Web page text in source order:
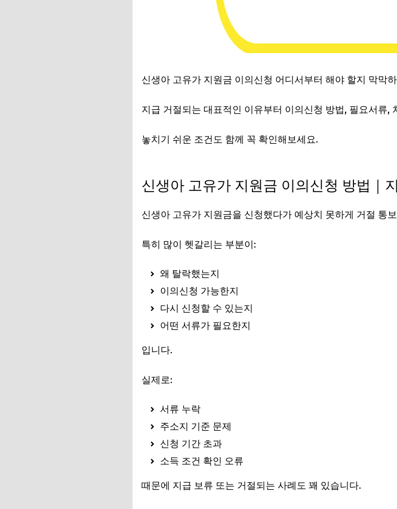
신생아 고유가 지원금 이의신청 어디서부터 해야 할지 막막
지급 거절되는 대표적인 이유부터 이의신청 방법, 필요서류,
놓치기 쉬운 조건도 함께 꼭 확인해보세요.
신생아 고유가 지원금 이의신청 방법｜
신생아 고유가 지원금을 신청했다가 예상치 못하게 거절 통
특히 많이 헷갈리는 부분이:
왜 탈락했는지
이의신청 가능한지
다시 신청할 수 있는지
어떤 서류가 필요한지
입니다.
실제로:
서류 누락
주소지 기준 문제
신청 기간 초과
소득 조건 확인 오류
때문에 지급 보류 또는 거절되는 사례도 꽤 있습니다.